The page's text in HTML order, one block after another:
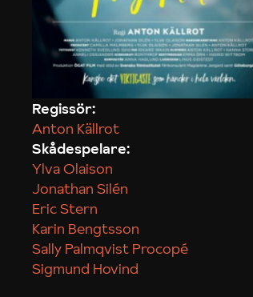
Regissör:
Anton Källrot
Skådespelare:
Ylva Olaison
Jonathan Silén
Eric Stern
Karin Bengtsson
Sally Palmqvist Procopé
Sigmund Hovind